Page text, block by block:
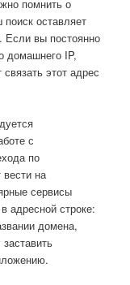
помнить о
оставляет
Если вы постоянно
домашнего IP,
этот адрес
с
по
на
сервисы
адресной строке:
домена,